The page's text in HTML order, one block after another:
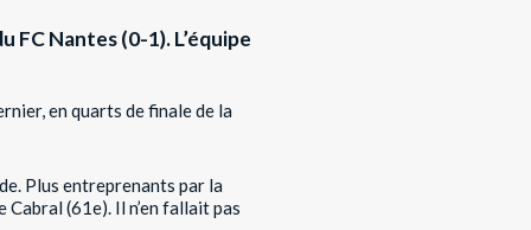
FC Nantes (0-1). L’équipe
en quarts de finale de la
Plus entreprenants par la
Cabral (61e). Il n’en fallait pas